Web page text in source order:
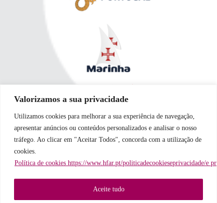
Valorizamos a sua privacidade
Utilizamos cookies para melhorar a sua experiência de navegação,
apresentar anúncios ou conteúdos personalizados e analisar o nosso
tráfego. Ao clicar em "Aceitar Todos", concorda com a utilização de
cookies.
Política de cookies https://www.hfar.pt/politicadecookieseprivacidade/e
Aceite tudo